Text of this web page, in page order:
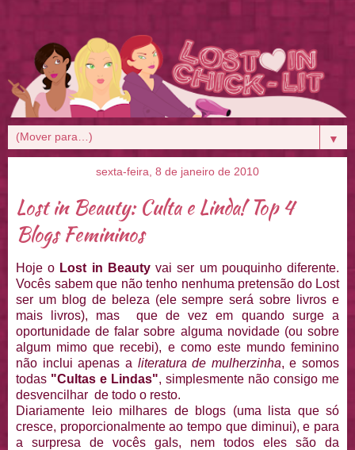
▼
sexta-feira, 8 de janeiro de 2010
Lost in Beauty: Culta e Linda! Top 4
Blogs Femininos
Hoje o Lost in Beautyvai ser um pouquinho diferente.
Vocês sabem que não tenho nenhuma pretensão do Lost
ser um blog de beleza (ele sempre será sobre livros e
mais livros), mas que de vez em quando surge a
oportunidade de falar sobre alguma novidade (ou sobre
algum mimo que recebi), e como este mundo feminino
não inclui apenas a literatura de mulherzinha, e somos
todas "Cultas e Lindas", simplesmente não consigo me
desvencilhar de todo o resto.
Diariamente leio milhares de blogs (uma lista que só
cresce, proporcionalmente ao tempo que diminui), e para
a surpresa de vocês gals, nem todos eles são da